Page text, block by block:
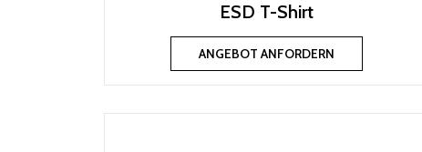
ESD T-Shirt
ANGEBOT ANFORDERN